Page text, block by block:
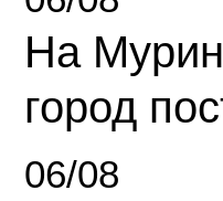
На
город
06/08